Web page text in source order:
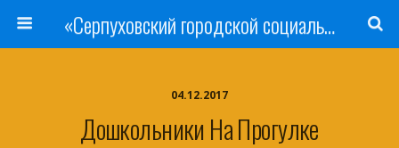
«Серпуховский городской социально-реабилитационный Центр для несовершеннолетних»
04.12.2017
Дошкольники На Прогулке